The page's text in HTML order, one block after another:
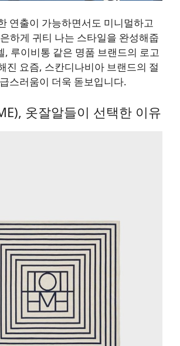
연출이 가능하면서도 미니멀하고
하게 귀티 나는 스타일을 완성해줍
, 루이비통 같은 명품 브랜드의 로고
진 요즘, 스칸디나비아 브랜드의 절
스러움이 더욱 돋보입니다.
옷잘알들이 선택한 이유